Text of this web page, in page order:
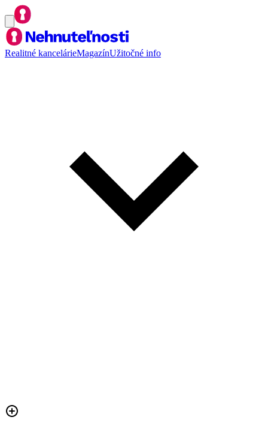
Realitné kancelárieMagazínUžitočné info